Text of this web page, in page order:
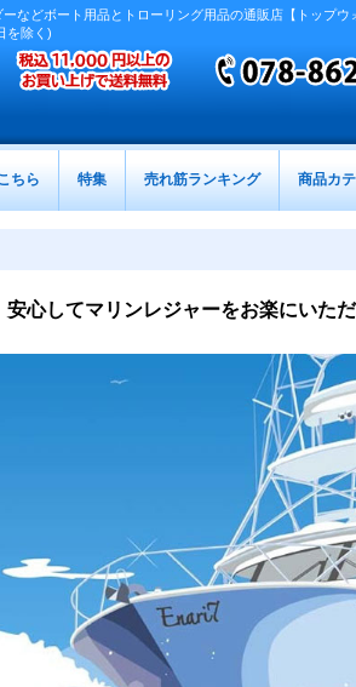
などボート用品とトローリング用品の通販店【トップウ
を除く)
ちら 特集 売れ筋ランキング 商品カ
安心してマリンレジャーをお楽にいた